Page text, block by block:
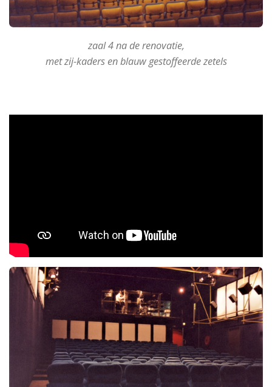
zaal 4 na de renovatie,
met zij-kaders en blauw gestoffeerde zetels